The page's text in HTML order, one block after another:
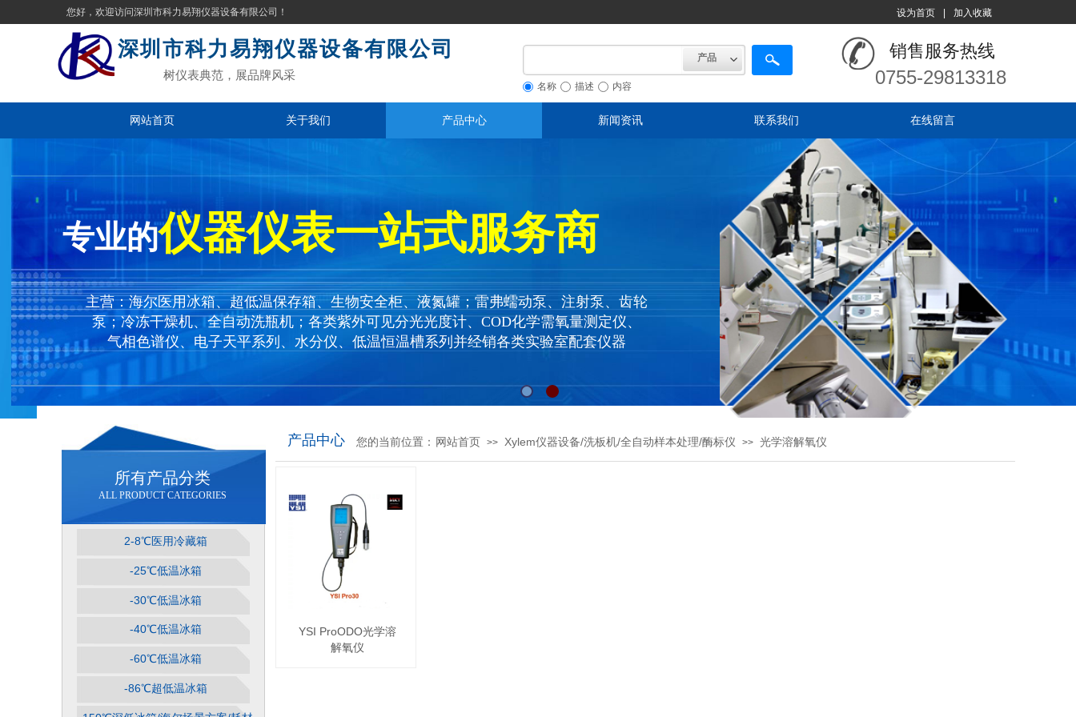
您好，欢迎访问深圳市科力易翔仪器设备有限公司！ 设为首页 加入收藏
深圳市科力易翔仪器设备有限公司 销售服务热线
产品
名称 描述 内容 0755-29813318
树仪表典范，展品牌风采
网站首页 关于我们 产品中心 新闻资讯 联系我们 在线留言
专业的仪器仪表一站式服务商
主营：海尔医用冰箱、超低温保存箱、生物安全柜、液氮罐；雷弗蠕动泵、注射泵、齿轮
泵；冷冻干燥机、全自动洗瓶机；各类紫外可见分光光度计、COD化学需氧量测定仪、
气相色谱仪、电子天平系列、水分仪、低温恒温槽系列并经销各类实验室配套仪器
网站首页 >> Xylem仪器设备/洗板机/全自动样本处理/酶标仪 >> 光学溶解氧仪
您的当前位置：
产品中心
YSI ProODO光学溶
解氧仪
所有产品分类
ALL PRODUCT CATEGORIES
2-8℃医用冷藏箱
-25℃低温冰箱
-30℃低温冰箱
-40℃低温冰箱
-60℃低温冰箱
-86℃超低温冰箱